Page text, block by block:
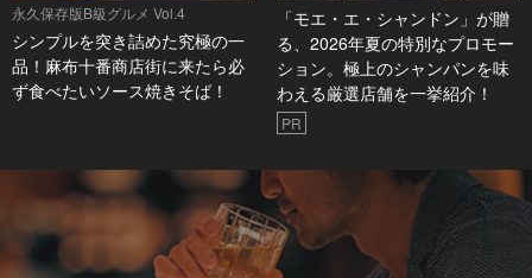
永久保存版B級グルメ Vol.4
シンプルを突き詰めた究極の一
品！麻布十番商店街に来たら必
ず食べたいソース焼きそば！
「モエ・エ・シャンドン」が贈
る、2026年夏の特別なプロモー
ション。極上のシャンパンを味
わえる厳選店舗を一挙紹介！
PR